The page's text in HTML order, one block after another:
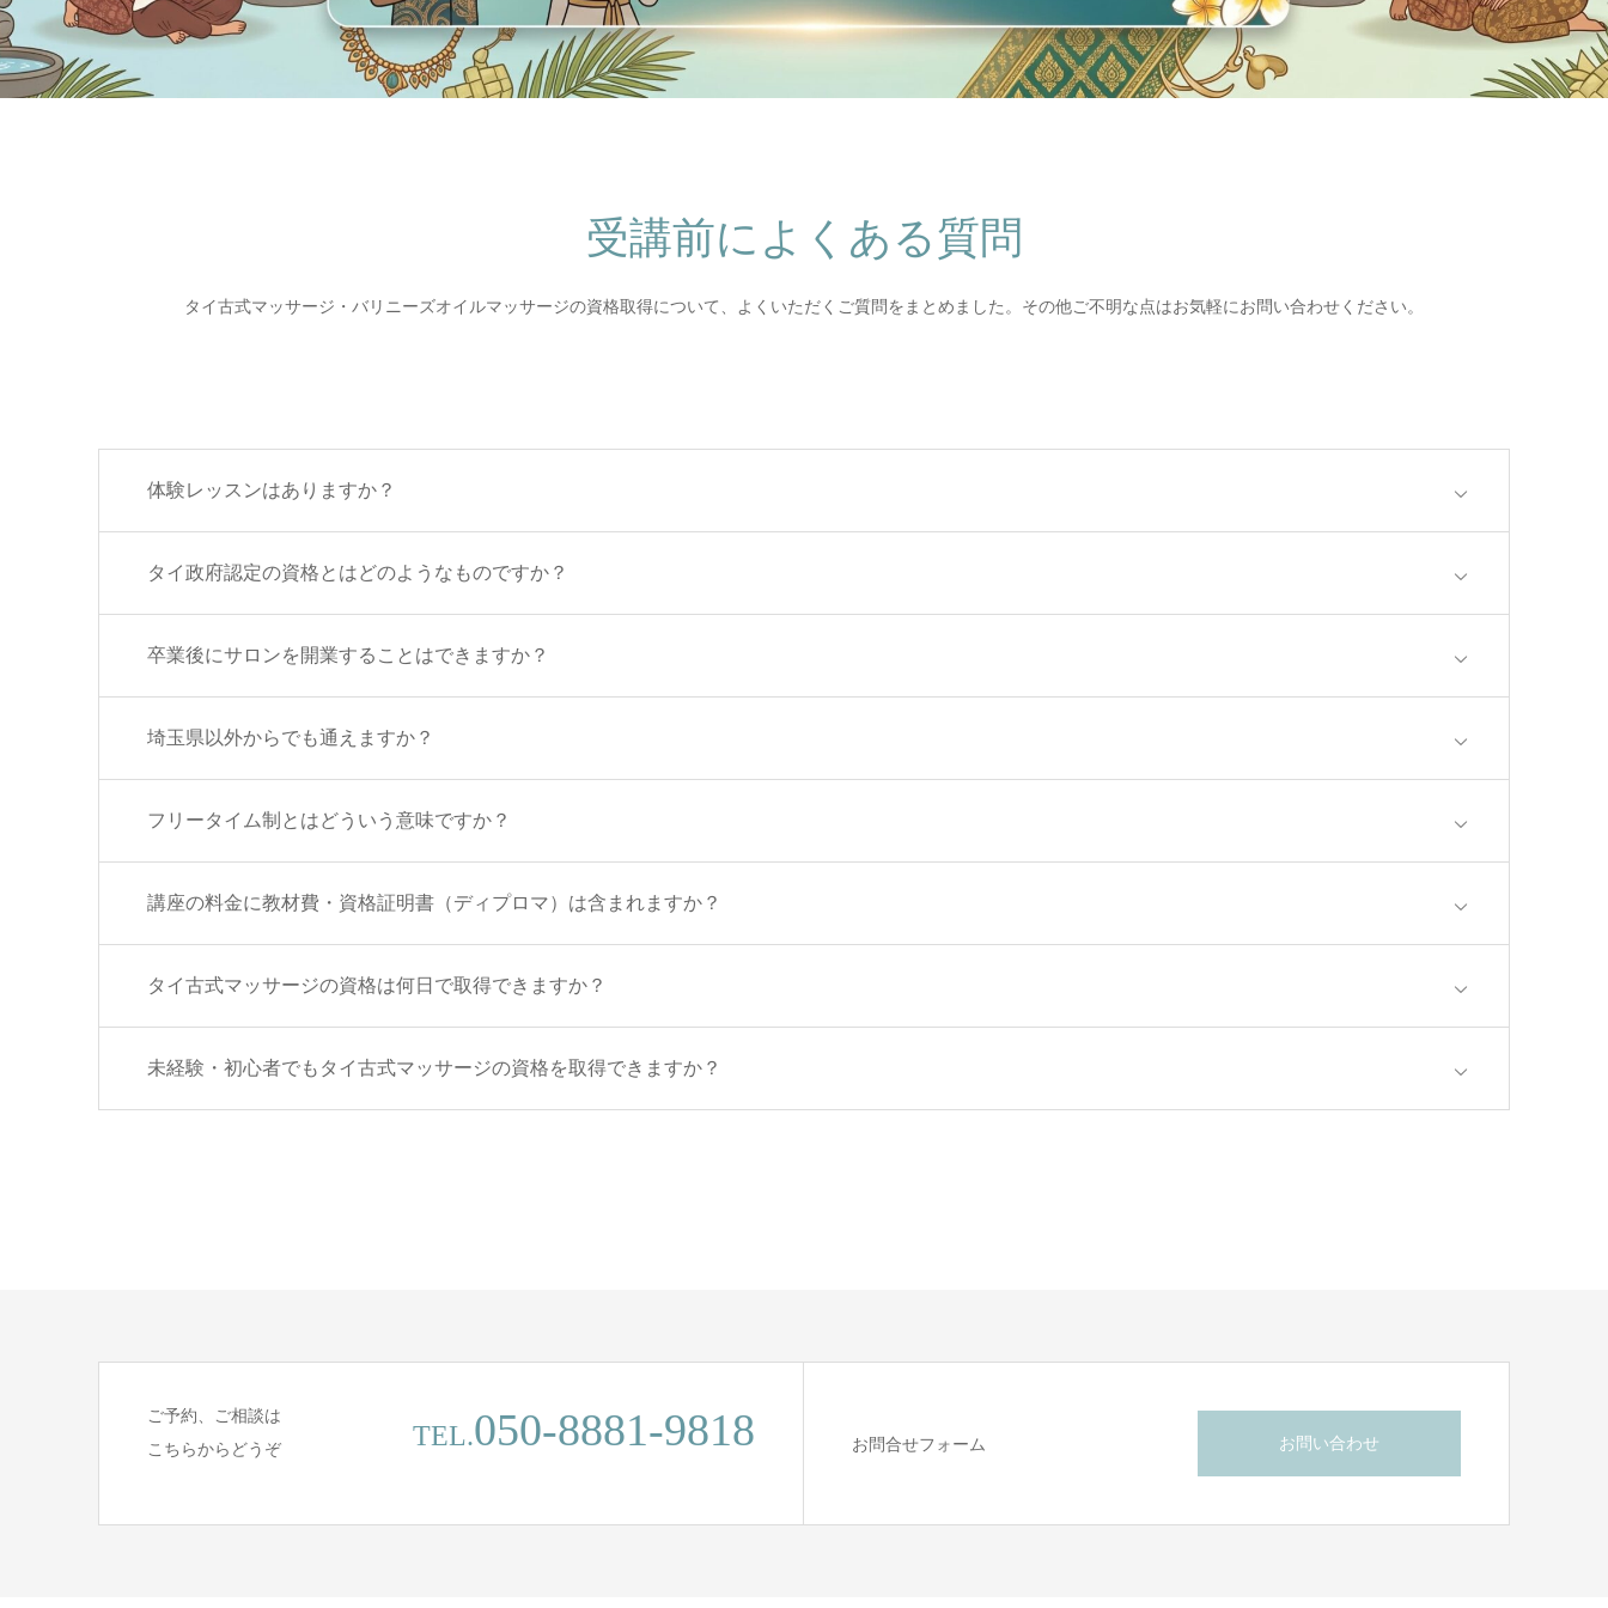
受講前によくある質問
タイ古式マッサージ・バリニーズオイルマッサージの資格取得について、よくいただくご質問をまとめました。その他ご不明な点はお気軽にお問い合わせください。
体験レッスンはありますか？
タイ政府認定の資格とはどのようなものですか？
卒業後にサロンを開業することはできますか？
埼玉県以外からでも通えますか？
フリータイム制とはどういう意味ですか？
講座の料金に教材費・資格証明書（ディプロマ）は含まれますか？
タイ古式マッサージの資格は何日で取得できますか？
未経験・初心者でもタイ古式マッサージの資格を取得できますか？
ご予約、ご相談は
こちらからどうぞ
TEL.050-8881-9818 お問合せフォーム お問い合わせ